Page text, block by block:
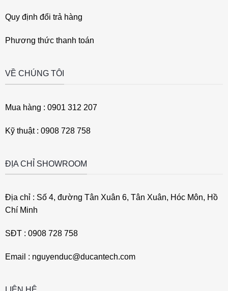
Quy định đổi trả hàng
Phương thức thanh toán
VỀ CHÚNG TÔI
Mua hàng : 0901 312 207
Kỹ thuật : 0908 728 758
ĐỊA CHỈ SHOWROOM
Địa chỉ : Số 4, đường Tân Xuân 6, Tân Xuân, Hóc Môn, Hồ
Chí Minh
SĐT : 0908 728 758
Email : nguyenduc@ducantech.com